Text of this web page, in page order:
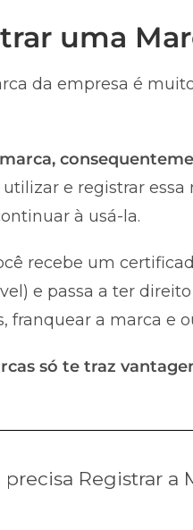
uma
da empresa é
e registrar
à usá-la.
recebe um
e passa a ter
franquear a marca e
só te traz
Registrar a